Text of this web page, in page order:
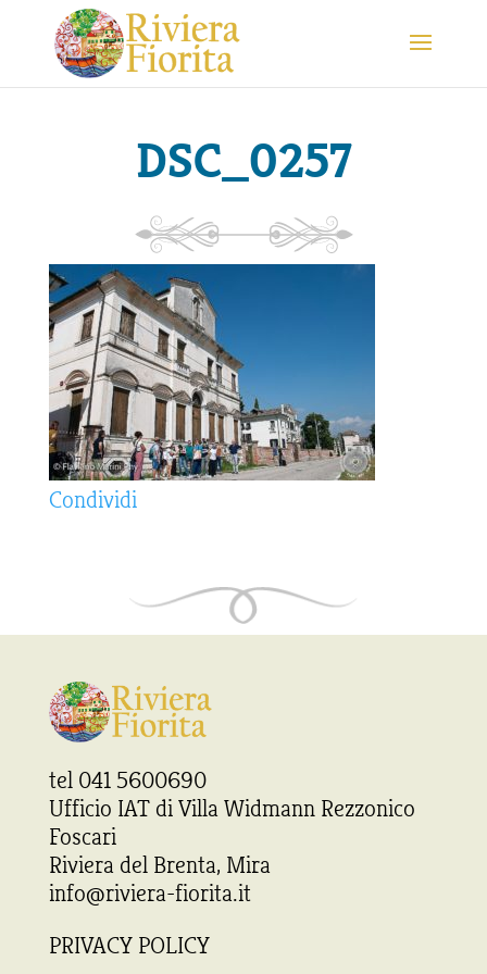
DSC_0257
Condividi
tel 041 5600690
Ufficio IAT di Villa Widmann Rezzonico
Foscari
Riviera del Brenta, Mira
info@riviera-fiorita.it
PRIVACY POLICY